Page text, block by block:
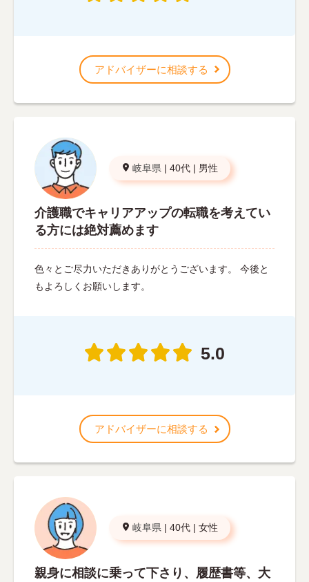
アドバイザーに相談する
岐阜県 | 40代 | 男性
介護職でキャリアアップの転職を考えてい
る方には絶対薦めます
色々とご尽力いただきありがとうございます。 今後と
もよろしくお願いします。
5.0
アドバイザーに相談する
岐阜県 | 40代 | 女性
親身に相談に乗って下さり、履歴書等、大